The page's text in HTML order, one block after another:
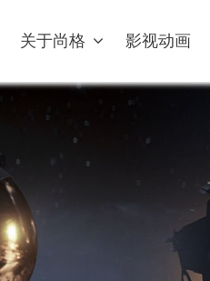
关于尚格 影视动画